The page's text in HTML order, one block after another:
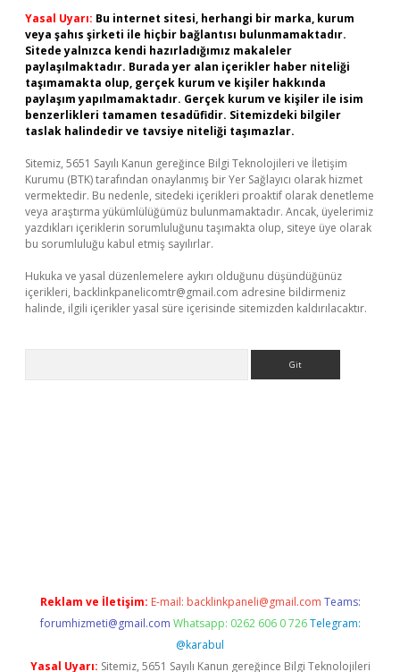
Yasal Uyarı: Bu internet sitesi, herhangi bir marka, kurum
veya şahıs şirketi ile hiçbir bağlantısı bulunmamaktadır.
Sitede yalnızca kendi hazırladığımız makaleler
paylaşılmaktadır. Burada yer alan içerikler haber niteliği
taşımamakta olup, gerçek kurum ve kişiler hakkında
paylaşım yapılmamaktadır. Gerçek kurum ve kişiler ile isim
benzerlikleri tamamen tesadüfidir. Sitemizdeki bilgiler
taslak halindedir ve tavsiye niteliği taşımazlar.
Sitemiz, 5651 Sayılı Kanun gereğince Bilgi Teknolojileri ve İletişim
Kurumu (BTK) tarafından onaylanmış bir Yer Sağlayıcı olarak hizmet
vermektedir. Bu nedenle, sitedeki içerikleri proaktif olarak denetleme
veya araştırma yükümlülüğümüz bulunmamaktadır. Ancak, üyelerimiz
yazdıkları içeriklerin sorumluluğunu taşımakta olup, siteye üye olarak
bu sorumluluğu kabul etmiş sayılırlar.
Hukuka ve yasal düzenlemelere aykırı olduğunu düşündüğünüz
içerikleri, backlinkpanelicomtr@gmail.com adresine bildirmeniz
halinde, ilgili içerikler yasal süre içerisinde sitemizden kaldırılacaktır.
Reklam ve İletişim: E-mail: backlinkpaneli@gmail.com Teams:
forumhizmeti@gmail.com Whatsapp: 0262 606 0 726 Telegram:
@karabul
Yasal Uyarı: Sitemiz, 5651 Sayılı Kanun gereğince Bilgi Teknolojileri